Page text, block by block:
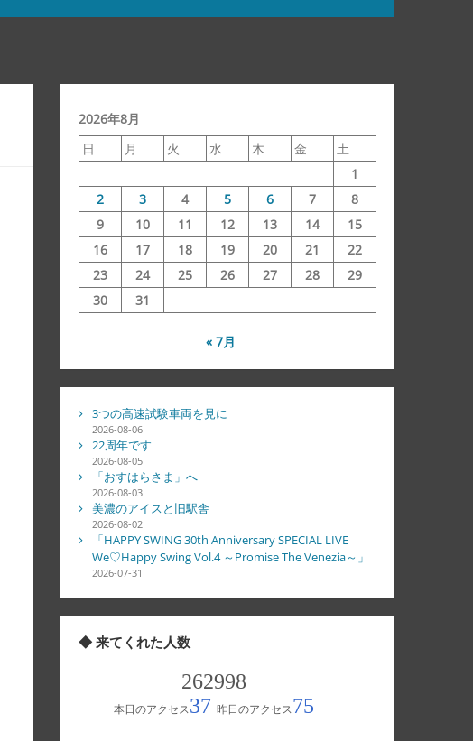
2026年8月
日
月 火 水 木 金
土
1
2
3 4 5 6 7
8
9
10 11 12 13 14
15
16
17 18 19 20 21
22
23
24 25 26 27 28
29
30
31
« 7月
3つの高速試験車両を見に
2026-08-06
22周年です
2026-08-05
「おすはらさま」へ
2026-08-03
美濃のアイスと旧駅舎
2026-08-02
「HAPPY SWING 30th Anniversary SPECIAL LIVE
We♡Happy Swing Vol.4 ～Promise The Venezia～」
2026-07-31
◆ 来てくれた人数